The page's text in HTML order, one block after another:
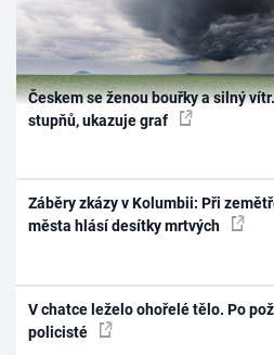
Českem se ženou bouřky a silný
stupňů, ukazuje graf
Záběry zkázy v Kolumbii: Při
města hlásí desítky mrtvých
V chatce leželo ohořelé tělo. Po
policisté